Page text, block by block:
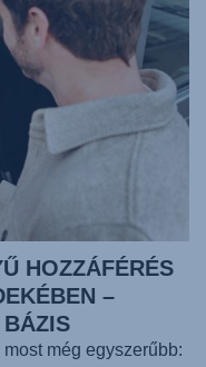
HOZZÁFÉRÉS
–
BÁZIS
még egyszerűbb: